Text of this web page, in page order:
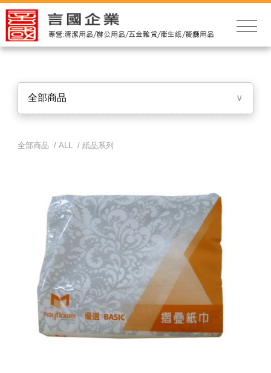
全部商品 ∨
全部商品 /ALL /紙品系列